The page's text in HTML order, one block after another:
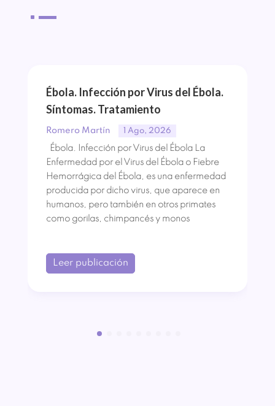
^
Ébola. Infección por Virus del Ébola.
Síntomas. Tratamiento
Romero Martín 1 Ago, 2026
Ébola. Infección por Virus del Ébola La
Enfermedad por el Virus del Ébola o Fiebre
Hemorrágica del Ébola, es una enfermedad
producida por dicho virus, que aparece en
humanos, pero también en otros primates
como gorilas, chimpancés y monos
Leer publicación